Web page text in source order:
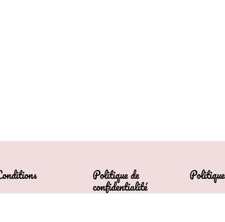
Politique de
confidentialité